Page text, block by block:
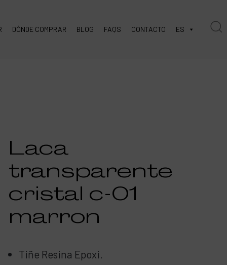
DÓNDE COMPRAR BLOG FAQS CONTACTO ES
Laca
transparente
cristal c-01
marron
Tiñe Resina Epoxi.